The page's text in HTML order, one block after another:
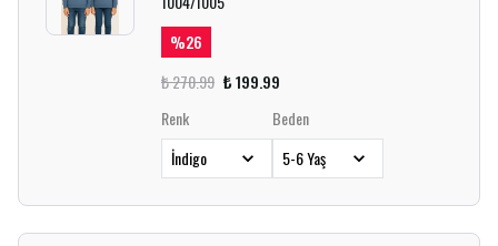
%26
₺ 270.99 ₺ 199.99
Renk
Beden